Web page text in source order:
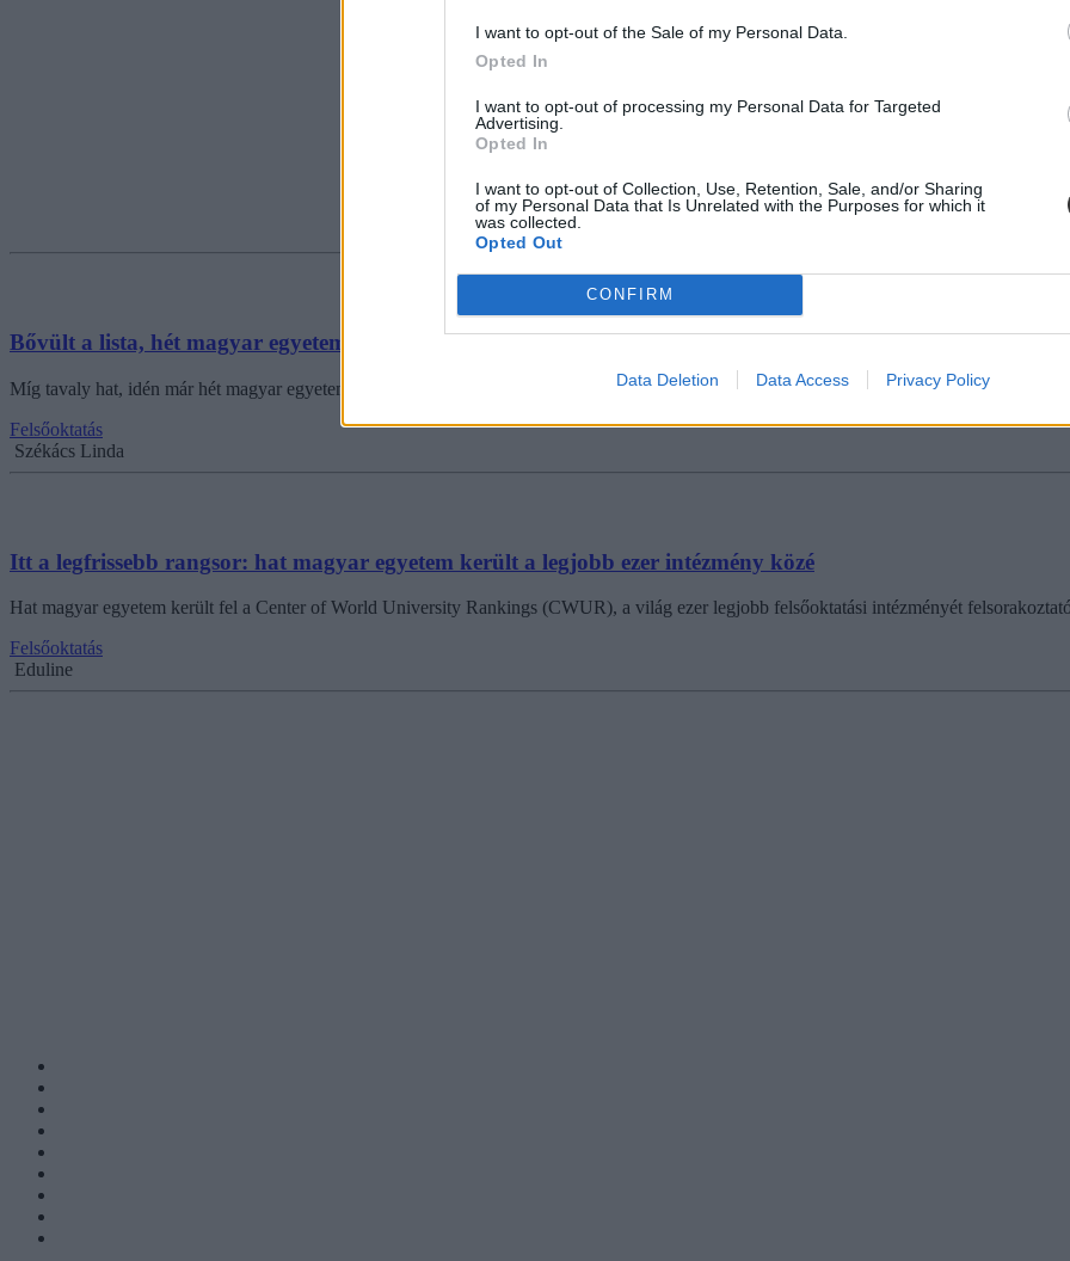
I want to opt-out of the Sale of my Personal Data.
Opted In
I want to opt-out of processing my Personal Data for Targeted
Advertising.
Opted In
I want to opt-out of Collection, Use, Retention, Sale, and/or Sharing
of my Personal Data that Is Unrelated with the Purposes for which it
was collected.
Opted Out
CONFIRM
Data Deletion Data Access Privacy Policy
Bővült a lista, hét magyar egyetem szerepel a legfrissebb nemzetközi felsőoktatási rangsorban
Míg tavaly hat, idén már hét magyar egyetem szerepel a Center for World University 2024-es nemzetközi egyetemi rangsorában a világ
Felsőoktatás
Székács Linda
Itt a legfrissebb rangsor: hat magyar egyetem került a legjobb ezer intézmény közé
Hat magyar egyetem került fel a Center of World University Rankings (CWUR), a világ ezer legjobb felsőoktatási intézményét
Felsőoktatás
Eduline